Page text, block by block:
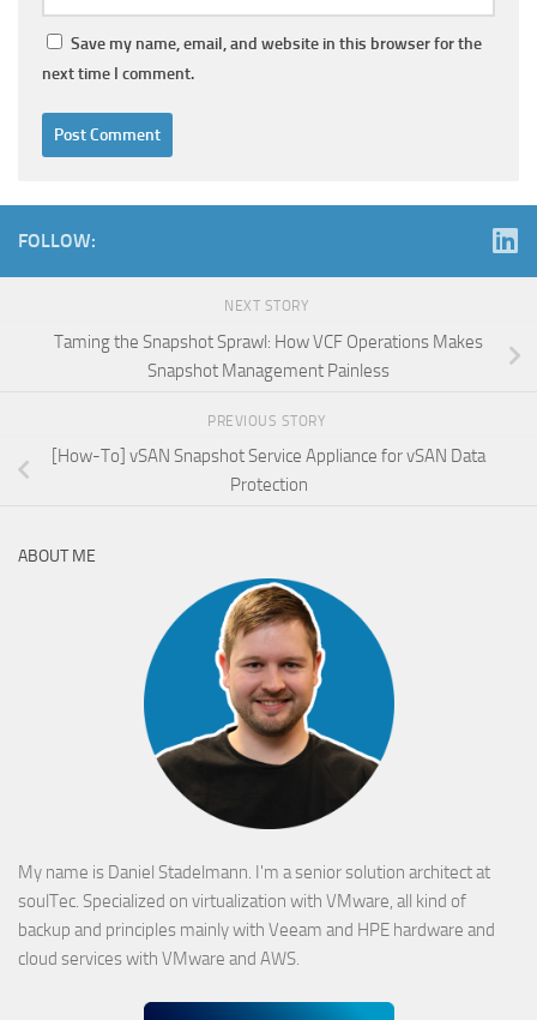
Save my name, email, and website in this browser for the
next time I comment.
FOLLOW:
NEXT STORY
Taming the Snapshot Sprawl: How VCF Operations Makes
Snapshot Management Painless
PREVIOUS STORY
[How-To] vSAN Snapshot Service Appliance for vSAN Data
Protection
ABOUT ME
My name is Daniel Stadelmann. I'm a senior solution architect at
soulTec. Specialized on virtualization with VMware, all kind of
backup and principles mainly with Veeam and HPE hardware and
cloud services with VMware and AWS.